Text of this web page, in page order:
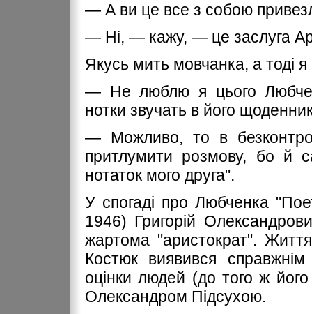
— А ви це все з собою
— Ні, — кажу, — це заслуга
Якусь мить мовчанка, а тоді
— Не люблю я цього
нотки звучать в його
— Можливо, то в
притлумити розмову, бо й
нотаток мого друга".
У спогаді про Любченка
1946) Григорій
жартома "аристократ".
Костюк виявився справжнім
оцінки людей (до того ж
Олександром Підсухою.